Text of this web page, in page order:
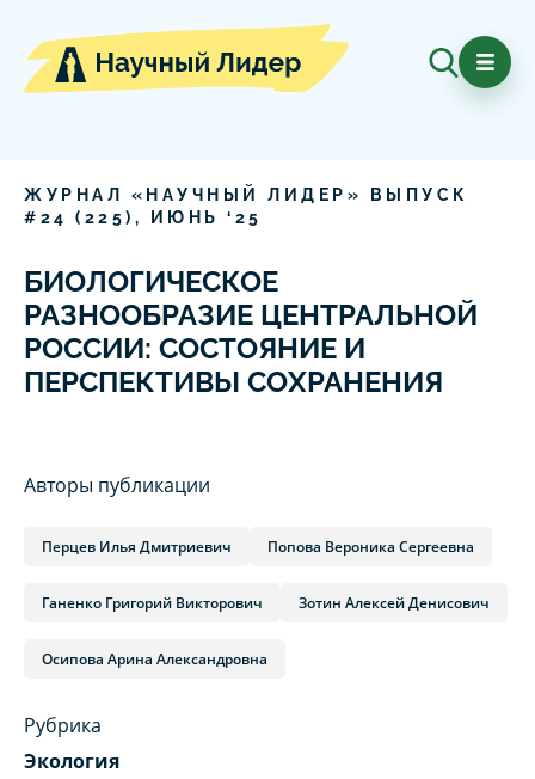
ЖУРНАЛ «НАУЧНЫЙ ЛИДЕР» ВЫПУСК
# 24 ( 225), ИЮНЬ ‘ 25
БИОЛОГИЧЕСКОЕ
РАЗНООБРАЗИЕ ЦЕНТРАЛЬНОЙ
РОССИИ: СОСТОЯНИЕ И
ПЕРСПЕКТИВЫ СОХРАНЕНИЯ
Авторы публикации
Перцев Илья Дмитриевич Попова Вероника Сергеевна
Ганенко Григорий Викторович Зотин Алексей Денисович
Осипова Арина Александровна
Рубрика
Экология